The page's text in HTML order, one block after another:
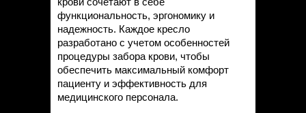
Доставка
Наши объекты
Производители
Дилерам
Статьи
Контакты
функциональность, эргономику и
надежность. Каждое кресло
разработано с учетом особенностей
процедуры забора крови, чтобы
обеспечить максимальный комфорт
пациенту и эффективность для
медицинского персонала.